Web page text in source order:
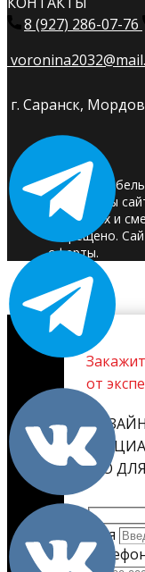
8 (927) 286-07-76
г. Саранск,
© 2025.
Материалы
авторских и
запрещено.
оферты.
от
ЕГО
Имя